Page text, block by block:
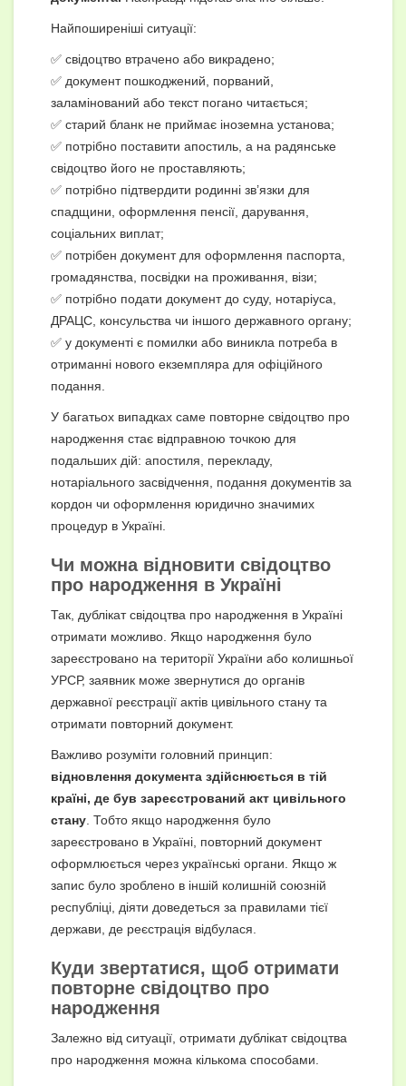
Найпоширеніші ситуації:
✅ свідоцтво втрачено або викрадено;
✅ документ пошкоджений, порваний,
заламінований або текст погано читається;
✅ старий бланк не приймає іноземна установа;
✅ потрібно поставити апостиль, а на радянське
свідоцтво його не проставляють;
✅ потрібно підтвердити родинні зв’язки для
спадщини, оформлення пенсії, дарування,
соціальних виплат;
✅ потрібен документ для оформлення паспорта,
громадянства, посвідки на проживання, візи;
✅ потрібно подати документ до суду, нотаріуса,
ДРАЦС, консульства чи іншого державного органу;
✅ у документі є помилки або виникла потреба в
отриманні нового екземпляра для офіційного
подання.
У багатьох випадках саме повторне свідоцтво про
народження стає відправною точкою для
подальших дій: апостиля, перекладу,
нотаріального засвідчення, подання документів за
кордон чи оформлення юридично значимих
процедур в Україні.
Чи можна відновити свідоцтво
про народження в Україні
Так, дублікат свідоцтва про народження в Україні
отримати можливо. Якщо народження було
зареєстровано на території України або колишньої
УРСР, заявник може звернутися до органів
державної реєстрації актів цивільного стану та
отримати повторний документ.
Важливо розуміти головний принцип:
відновлення документа здійснюється в тій
країні, де був зареєстрований акт цивільного
стану . Тобто якщо народження було
зареєстровано в Україні, повторний документ
оформлюється через українські органи. Якщо ж
запис було зроблено в іншій колишній союзній
республіці, діяти доведеться за правилами тієї
держави, де реєстрація відбулася.
Куди звертатися, щоб отримати
повторне свідоцтво про
народження
Залежно від ситуації, отримати дублікат свідоцтва
про народження можна кількома способами.